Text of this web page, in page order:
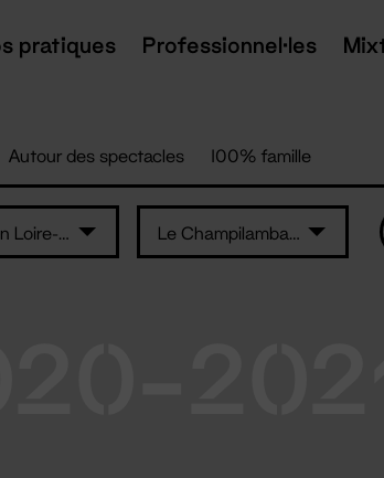
pratiques Professionnel·les
Autour des spectacles 100% famille
Ailleurs en Loire-Atlantique Le Champilambart